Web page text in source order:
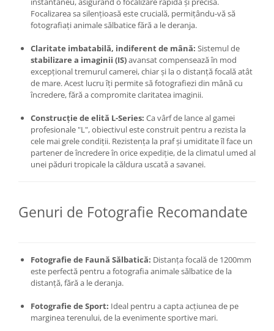
Focalizarea sa silențioasă este crucială, permițându-vă să
fotografiați animale sălbatice fără a le deranja.
Claritate imbatabilă, indiferent de mână: Sistemul de
stabilizare a imaginii (IS)avansat compensează în mod
excepțional tremurul camerei, chiar și la o distanță focală atât
de mare. Acest lucru îți permite să fotografiezi din mână cu
încredere, fără a compromite claritatea imaginii.
Construcție de elită L-Series: Ca vârf de lance al gamei
profesionale "L", obiectivul este construit pentru a rezista la
cele mai grele condiții. Rezistența la praf și umiditate îl face un
partener de încredere în orice expediție, de la climatul umed al
unei păduri tropicale la căldura uscată a savanei.
Genuri de Fotografie Recomandate
Fotografie de Faună Sălbatică: Distanța focală de 1200mm
este perfectă pentru a fotografia animale sălbatice de la
distanță, fără a le deranja.
Fotografie de Sport: Ideal pentru a capta acțiunea de pe
marginea terenului, de la evenimente sportive mari.